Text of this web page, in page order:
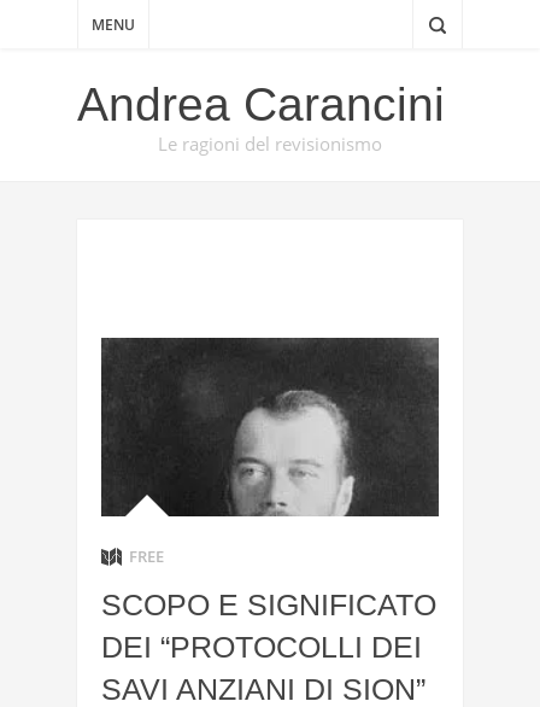
MENU
Andrea Carancini
Le ragioni del revisionismo
FREE
SCOPO E SIGNIFICATO
DEI “PROTOCOLLI DEI
SAVI ANZIANI DI SION”